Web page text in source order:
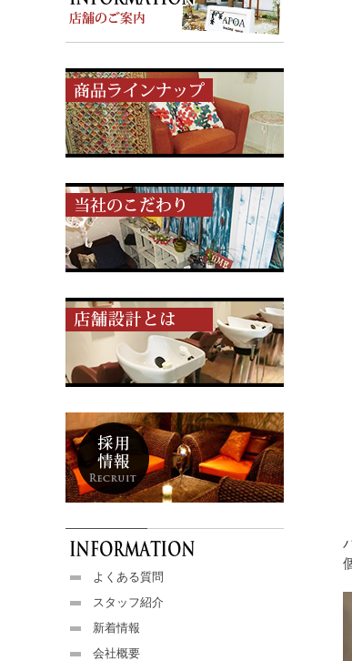
よくある質問
スタッフ紹介
新着情報
会社概要